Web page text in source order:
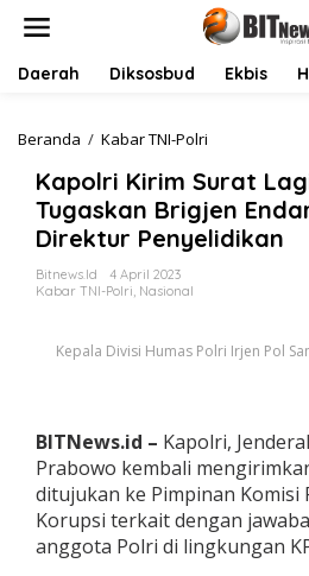
Daerah Diksosbud Ekbis
Beranda / Kabar TNI-Polri
p
o
l
r
i
r
a
t
L
a
g
Kapolri Kirim Surat
Tugaskan Brigjen
Direktur Penyelidikan
Bitnews.id
4 April 2023
Kabar TNI-Polri, Nasional
Kepala Divisi Humas Polri Irjen Pol
BITNews.id – Kapolri,
Prabowo kembali
ditujukan ke Pimpinan Komisi
Korupsi terkait dengan
anggota Polri di lingkungan